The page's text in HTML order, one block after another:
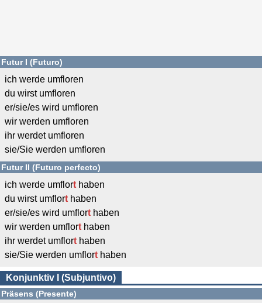
Futur I (Futuro)
ich werde umfloren
du wirst umfloren
er/sie/es wird umfloren
wir werden umfloren
ihr werdet umfloren
sie/Sie werden umfloren
Futur II (Futuro perfecto)
ich werde umflort haben
du wirst umflort haben
er/sie/es wird umflort haben
wir werden umflort haben
ihr werdet umflort haben
sie/Sie werden umflort haben
Konjunktiv I (Subjuntivo)
Präsens (Presente)